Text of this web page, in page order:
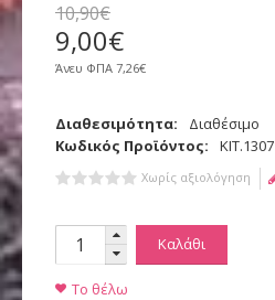
10,90€
9,00€
Άνευ ΦΠΑ 7,26€
Διαθεσιμότητα:
Διαθέσιμο
Κωδικός Προϊόντος:
KIT.1307
Χωρίς αξιολόγηση
Καλάθι
Το θέλω